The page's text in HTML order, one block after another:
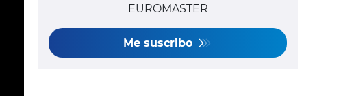
EUROMASTER
Me suscribo